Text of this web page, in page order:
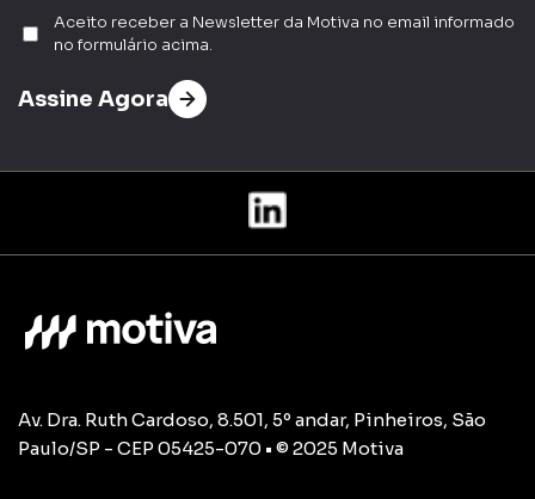
Aceito receber a Newsletter da Motiva no email informado
no formulário acima.
Assine Agora
Av. Dra. Ruth Cardoso, 8.501, 5º andar, Pinheiros, São
Paulo/SP - CEP 05425-070 • © 2025 Motiva